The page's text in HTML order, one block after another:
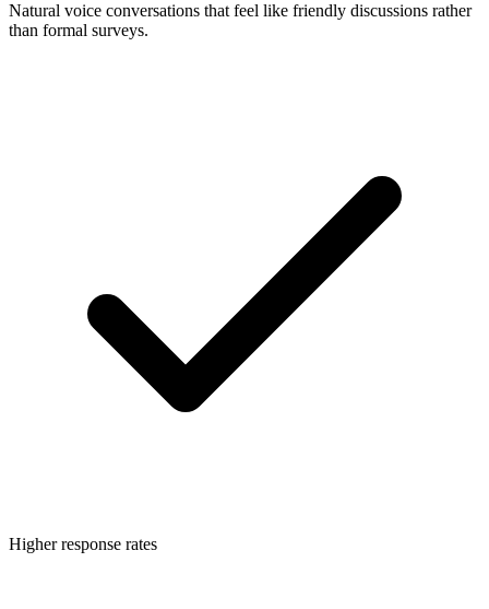
Natural voice conversations that feel like friendly discussions rather
than formal surveys.
Higher response rates